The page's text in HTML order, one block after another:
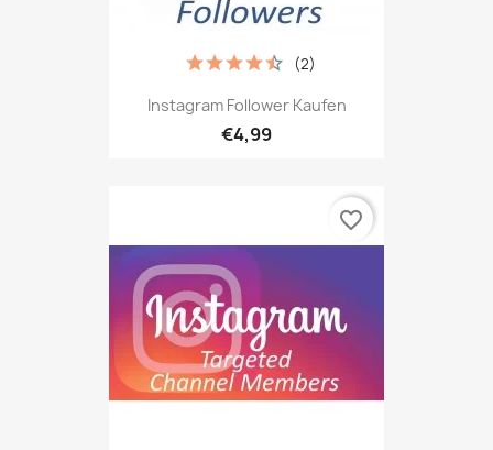
Instagram Follower Kaufen
€4,99
(2)
favorite_border